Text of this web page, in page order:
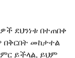
ደህንነቱ በተጠበቀ
በቅርበት መከታተል
ይችላል, ይህም